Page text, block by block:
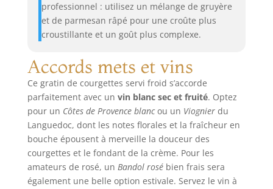
professionnel : utilisez un mélange de gruyère
et de parmesan râpé pour une croûte plus
croustillante et un goût plus complexe.
Accords mets et vins
Ce gratin de courgettes servi froid s’accorde
parfaitement avec un vin blanc sec et fruité. Optez
pour un Côtes de Provence blancou un Viognierdu
Languedoc, dont les notes florales et la fraîcheur en
bouche épousent à merveille la douceur des
courgettes et le fondant de la crème. Pour les
amateurs de rosé, un Bandol rosébien frais sera
également une belle option estivale. Servez le vin à